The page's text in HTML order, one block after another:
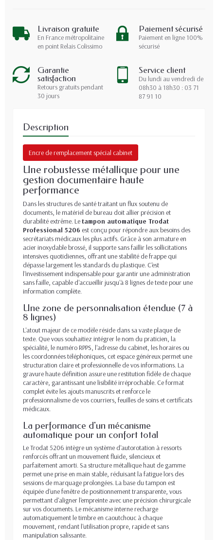
Livraison gratuite
En France métropolitaine
en point Relais Colissimo
Paiement sécurisé
Paiement en ligne 100%
sécurisé
Garantie
satisfaction
Retours gratuits pendant
30 jours
Service client
Du lundi au vendredi de
08h30 à 18h30 : 03 71
87 91 10
Description
Encre de remplacement spécial cabinet
Une robustesse métallique pour une
gestion documentaire haute
performance
Dans les structures de santé traitant un flux soutenu de
documents, le matériel de bureau doit allier précision et
durabilité extrême. Letampon automatique Trodat
Professional 5206 est conçu pour répondre aux besoins des
secrétariats médicaux les plus actifs. Grâce à son armature en
acier inoxydable brossé, il supporte sans faillir les sollicitations
intensives quotidiennes, offrant une stabilité de frappe qui
dépasse largement les standards du plastique. C'est
l'investissement indispensable pour garantir une administration
sans faille, capable d'accueillir jusqu'à 8 lignes de texte pour une
information complète.
Une zone de personnalisation étendue (7 à
8 lignes)
L'atout majeur de ce modèle réside dans sa vaste plaque de
texte. Que vous souhaitiez intégrer le nom du praticien, la
spécialité, le numéro RPPS, l'adresse du cabinet, les horaires ou
les coordonnées téléphoniques, cet espace généreux permet une
structuration claire et professionnelle de vos informations. La
gravure haute définition assure une restitution fidèle de chaque
caractère, garantissant une lisibilité irréprochable. Ce format
complet évite les ajouts manuscrits et renforce le
professionnalisme de vos courriers, feuilles de soins et certificats
médicaux.
La performance d'un mécanisme
automatique pour un confort total
Le Trodat 5206 intègre un système d'autorotation à ressorts
renforcés offrant un mouvement fluide, silencieux et
parfaitement amorti. Sa structure métallique haut de gamme
permet une prise en main stable, réduisant la fatigue lors des
sessions de marquage prolongées. La base du tampon est
équipée d'une fenêtre de positionnement transparente, vous
permettant d'aligner l'empreinte avec une précision chirurgicale
sur vos documents. Le mécanisme interne recharge
automatiquement le timbre en caoutchouc à chaque
mouvement, rendant l'utilisation propre, rapide et sans
manipulation salissante.